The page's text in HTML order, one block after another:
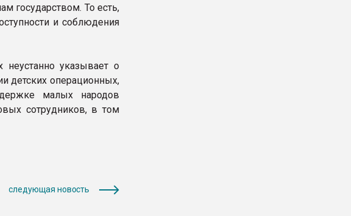
государством. То есть,
и соблюдения
указывает о
детских операционных,
малых народов
сотрудников, в том
следующая новость